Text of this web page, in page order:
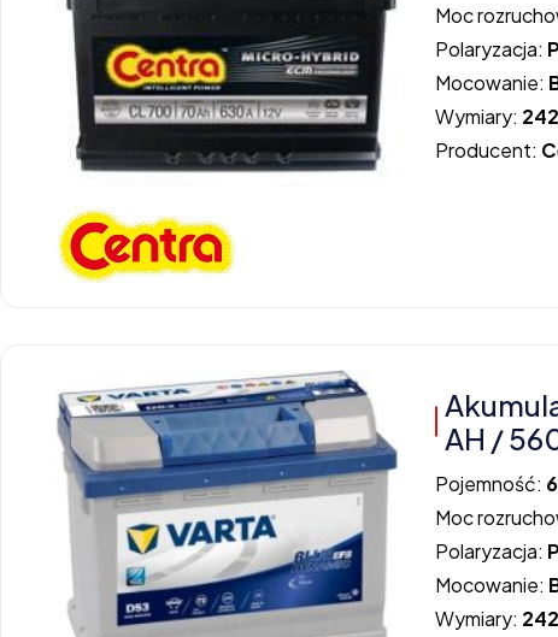
Moc
Polaryzacja:
Mocowanie:
Wymiary:
Producent:
AH /
Pojemność:
Moc
Polaryzacja:
Mocowanie:
Wymiary: